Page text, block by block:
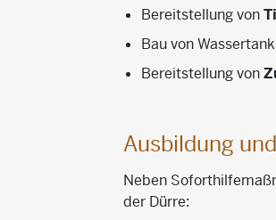
Bereitstellung von
Bau von
Bereitstellung von
Ausbildung
Neben
der Dürre: